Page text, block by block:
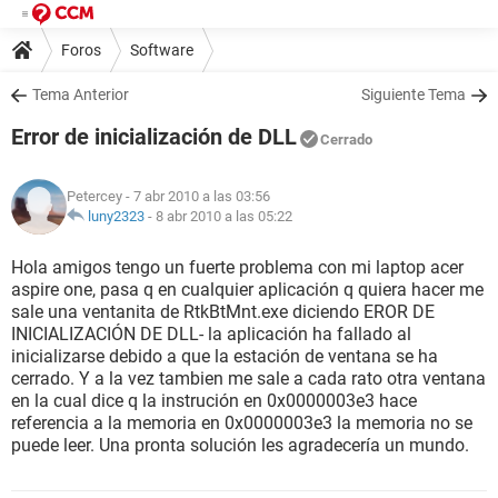
Foros Software
Tema Anterior Siguiente Tema
Error de inicialización de DLL Cerrado
Petercey - 7 abr 2010 a las 03:56
luny2323 - 8 abr 2010 a las 05:22
Hola amigos tengo un fuerte problema con mi laptop acer
aspire one, pasa q en cualquier aplicación q quiera hacer me
sale una ventanita de RtkBtMnt.exe diciendo EROR DE
INICIALIZACIÓN DE DLL- la aplicación ha fallado al
inicializarse debido a que la estación de ventana se ha
cerrado. Y a la vez tambien me sale a cada rato otra ventana
en la cual dice q la instrución en 0x0000003e3 hace
referencia a la memoria en 0x0000003e3 la memoria no se
puede leer. Una pronta solución les agradecería un mundo.